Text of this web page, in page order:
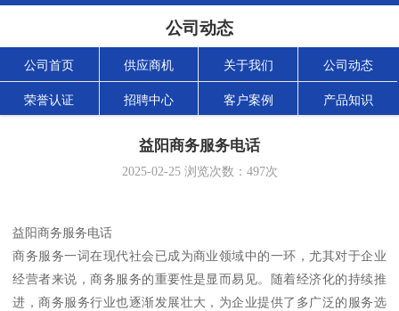
公司动态
公司首页 供应商机 关于我们 公司动态
荣誉认证 招聘中心 客户案例 产品知识
益阳商务服务电话
2025-02-25浏览次数： 497次
益阳商务服务电话
商务服务一词在现代社会已成为商业领域中的一环，尤其对于企业
经营者来说，商务服务的重要性是显而易见。随着经济化的持续推
进，商务服务行业也逐渐发展壮大，为企业提供了多广泛的服务选